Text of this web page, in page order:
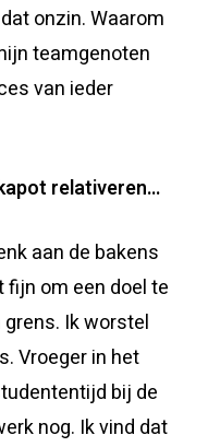
onzin. Waarom
teamgenoten
van ieder
relativeren…
aan de bakens
om een doel te
Ik worstel
Vroeger in het
bij de
nog. Ik vind dat